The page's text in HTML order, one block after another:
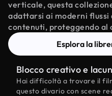
verticale, questa
adattarsi ai moderni flussi
contenuti, proteggendo al
Esplora la
Blocco creativo e
Hai difficoltà a trovare il
questo divario con scene